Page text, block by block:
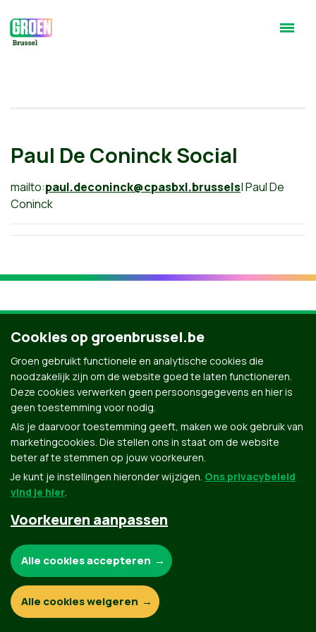
Paul De Coninck Social
mailto:paul.deconinck@cpasbxl.brussels| Paul De
Coninck
Groen.be
© Copyright Groen 2026 | Gemaakt met
Contact Privacybeleid
Cookies op groenbrussel.be
Groen gebruikt functionele en analytische cookies die
noodzakelijk zijn om de website goed te laten functioneren.
Deze cookies verwerken geen persoonsgegevens en hier is
geen toestemming voor nodig.
Als je daarvoor toestemming geeft, maken we ook gebruik van
marketingcookies. Die stellen ons in staat om de website
beter af te stemmen op jouw voorkeuren.
Je kunt je instellingen hieronder wijzigen. Ons privacybeleid
vind je hier.
Voorkeuren aanpassen
Functionele en analytische cookies:
Alle cookies accepteren
Alle cookies weigeren